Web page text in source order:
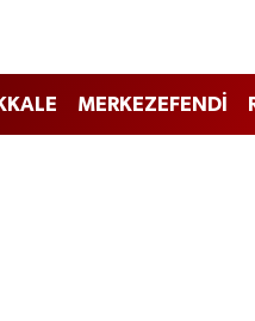
MERKEZEFENDİ